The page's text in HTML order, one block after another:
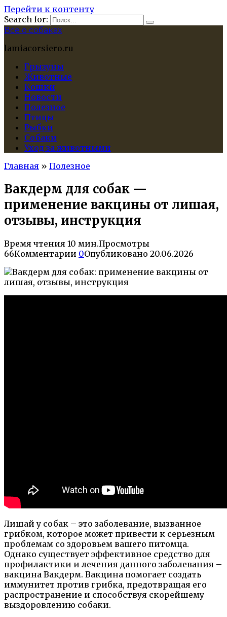
Перейти к контенту
Search for:
Все о собаках
lamiacorsiero.ru
Грызуны
Животные
Кошки
Новости
Полезное
Птицы
Рыбки
Собаки
Уход за животными
Главная » Полезное
Вакдерм для собак —
применение вакцины от лишая,
отзывы, инструкция
Время чтения 10 мин.Просмотры
66Комментарии 0Опубликовано 20.06.2026
Лишай у собак – это заболевание, вызванное
грибком, которое может привести к серьезным
проблемам со здоровьем вашего питомца.
Однако существует эффективное средство для
профилактики и лечения данного заболевания –
вакцина Вакдерм. Вакцина помогает создать
иммунитет против грибка, предотвращая его
распространение и способствуя скорейшему
выздоровлению собаки.